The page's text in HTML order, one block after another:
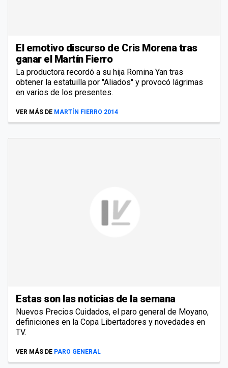
El emotivo discurso de Cris Morena tras
ganar el Martín Fierro
La productora recordó a su hija Romina Yan tras
obtener la estatuilla por "Aliados" y provocó lágrimas
en varios de los presentes.
VER MÁS DE MARTÍN FIERRO 2014
Estas son las noticias de la semana
Nuevos Precios Cuidados, el paro general de Moyano,
definiciones en la Copa Libertadores y novedades en
TV.
VER MÁS DE PARO GENERAL